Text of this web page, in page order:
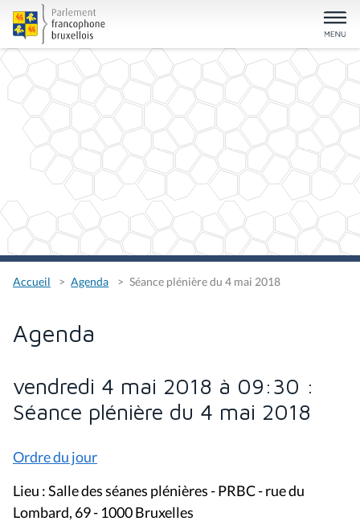
Accueil Agenda Séance plénière du 4 mai 2018
Agenda
vendredi 4 mai 2018 à 09:30 :
Séance plénière du 4 mai 2018
Ordre du jour
Lieu : Salle des séanes plénières - PRBC - rue du
Lombard, 69 - 1000 Bruxelles